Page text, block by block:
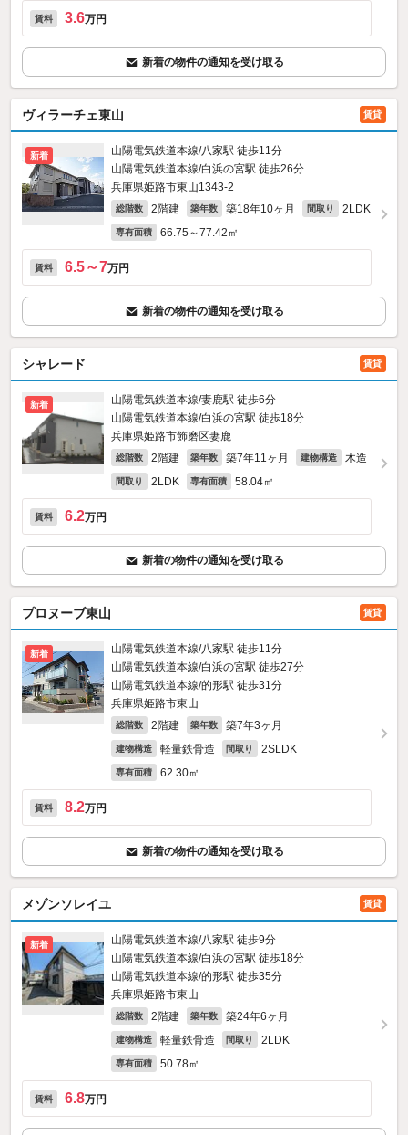
賃料 3.6万円
新着の物件の通知を受け取る
ヴィラーチェ東山 賃貸
新着
山陽電気鉄道本線/八家駅 徒歩11分
山陽電気鉄道本線/白浜の宮駅 徒歩26分
兵庫県姫路市東山1343‐2
総階数 2階建 築年数 築18年10ヶ月 間取り 2LDK
専有面積 66.75～77.42㎡
賃料 6.5～7万円
新着の物件の通知を受け取る
シャレード 賃貸
新着
山陽電気鉄道本線/妻鹿駅 徒歩6分
山陽電気鉄道本線/白浜の宮駅 徒歩18分
兵庫県姫路市飾磨区妻鹿
総階数 2階建 築年数 築7年11ヶ月 建物構造 木造
間取り 2LDK 専有面積 58.04㎡
賃料 6.2万円
新着の物件の通知を受け取る
プロヌーブ東山 賃貸
新着
山陽電気鉄道本線/八家駅 徒歩11分
山陽電気鉄道本線/白浜の宮駅 徒歩27分
山陽電気鉄道本線/的形駅 徒歩31分
兵庫県姫路市東山
総階数 2階建 築年数 築7年3ヶ月
建物構造 軽量鉄骨造 間取り 2SLDK
専有面積 62.30㎡
賃料 8.2万円
新着の物件の通知を受け取る
メゾンソレイユ 賃貸
新着
山陽電気鉄道本線/八家駅 徒歩9分
山陽電気鉄道本線/白浜の宮駅 徒歩18分
山陽電気鉄道本線/的形駅 徒歩35分
兵庫県姫路市東山
総階数 2階建 築年数 築24年6ヶ月
建物構造 軽量鉄骨造 間取り 2LDK
専有面積 50.78㎡
賃料 6.8万円